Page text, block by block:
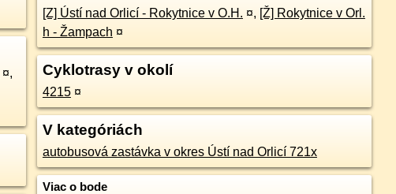
¤,
[Z] Ústí nad Orlicí - Rokytnice v O.H. ¤, [Ž] Rokytnice v Orl.
h - Žampach ¤
Cyklotrasy v okolí
4215 ¤
V kategóriách
autobusová zastávka v okres Ústí nad Orlicí 721x
Viac o bode